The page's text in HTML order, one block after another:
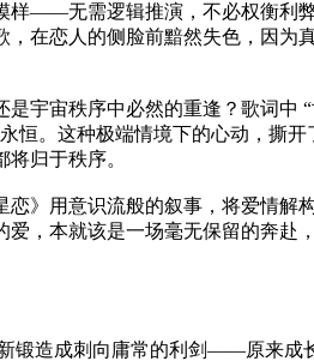
样——无需逻辑推演，不必权衡利
在恋人的侧脸前黯然失色，因为
宇宙秩序中必然的重逢？歌词中
恒。这种极端情境下的心动，撕开
归于秩序。
恋》用意识流般的叙事，将爱情解
，本就该是一场毫无保留的奔赴
新锻造成刺向庸常的利剑——原来成